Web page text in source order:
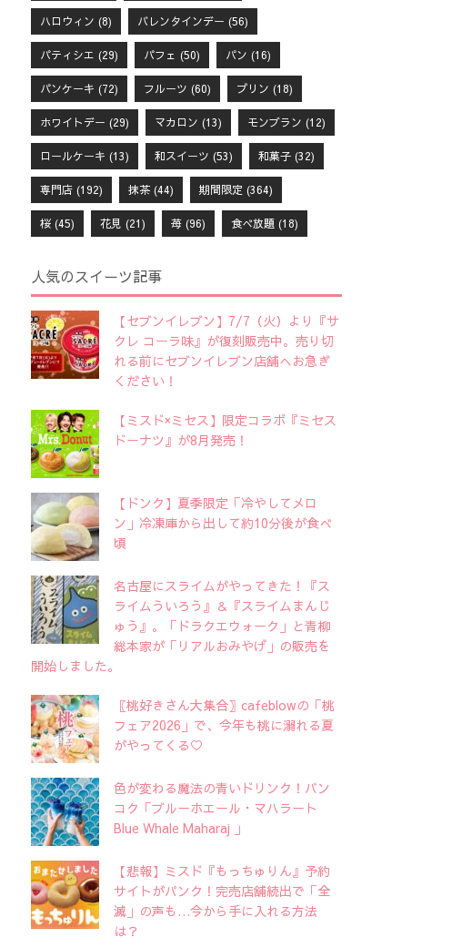
ハロウィン (8) バレンタインデー (56)
パティシエ (29) パフェ (50) パン (16)
パンケーキ (72) フルーツ (60) プリン (18)
ホワイトデー (29) マカロン (13) モンブラン (12)
ロールケーキ (13) 和スイーツ (53) 和菓子(32)
専門店(192) 抹茶(44) 期間限定 (364)
桜(45) 花見 (21) 苺(96) 食べ放題(18)
人気のスイーツ記事
【セブンイレブン】7/7（火）より『サ
クレ コーラ味』が復刻販売中。売り切
れる前にセブンイレブン店舗へお急ぎ
ください！
【ミスド×ミセス】限定コラボ『ミセス
ドーナツ』が8月発売！
【ドンク】夏季限定「冷やしてメロ
ン」冷凍庫から出して約10分後が食べ
頃
名古屋にスライムがやってきた！『ス
ライムういろう』＆『スライムまんじ
ゅう』。「ドラクエウォーク」と青柳
総本家が「リアルおみやげ」の販売を
開始しました。
〖桃好きさん大集合〗cafeblowの「桃
フェア2026」で、今年も桃に溺れる夏
がやってくる♡
色が変わる魔法の青いドリンク！バン
コク「ブルーホエール・マハラート
Blue Whale Maharaj 」
【悲報】ミスド『もっちゅりん』予約
サイトがパンク！完売店舗続出で「全
滅」の声も…今から手に入れる方法
は？